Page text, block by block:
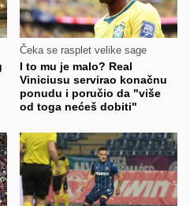
Čeka se rasplet velike sage
I to mu je malo? Real
Viniciusu servirao konačnu
ponudu i poručio da "više
od toga nećeš dobiti"